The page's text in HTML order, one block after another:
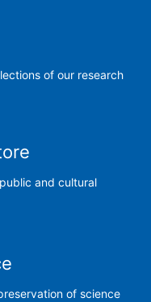
of our research
and cultural
of science